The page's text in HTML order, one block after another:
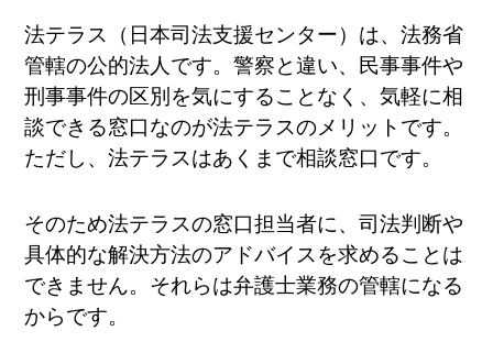
法テラス（日本司法支援センター）は、法務省
管轄の公的法人です。警察と違い、民事事件や
刑事事件の区別を気にすることなく、気軽に相
談できる窓口なのが法テラスのメリットです。
ただし、法テラスはあくまで相談窓口です。
そのため法テラスの窓口担当者に、司法判断や
具体的な解決方法のアドバイスを求めることは
できません。それらは弁護士業務の管轄になる
からです。